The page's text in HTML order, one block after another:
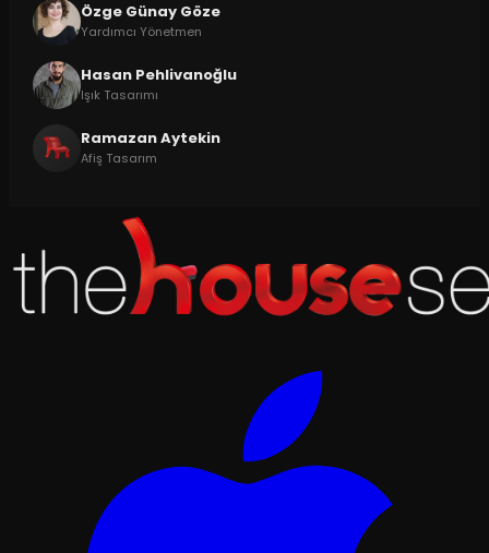
Özge Günay Göze
Yardımcı Yönetmen
Hasan Pehlivanoğlu
Işık Tasarımı
Ramazan Aytekin
Afiş Tasarım